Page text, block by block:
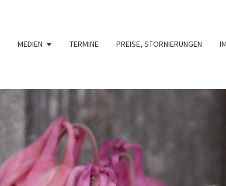
MEDIEN TERMINE PREISE, STORNIERUNGEN